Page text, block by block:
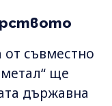
съвместно
ще
държавна